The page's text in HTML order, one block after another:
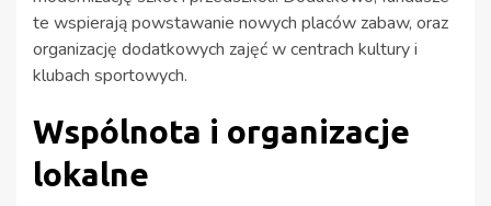
te wspierają powstawanie nowych placów zabaw, oraz
organizację dodatkowych zajęć w centrach kultury i
klubach sportowych.
Wspólnota i organizacje
lokalne